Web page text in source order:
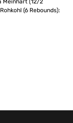
Meinhart (12/2
(6 Rebounds):